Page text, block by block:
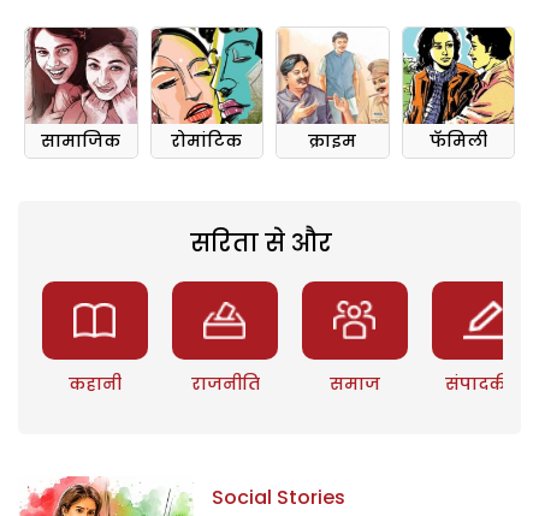
सामाजिक रोमांटिक क्राइम फॅमिली
सरिता से और
कहानी राजनीति समाज संपादकीय
Social Stories